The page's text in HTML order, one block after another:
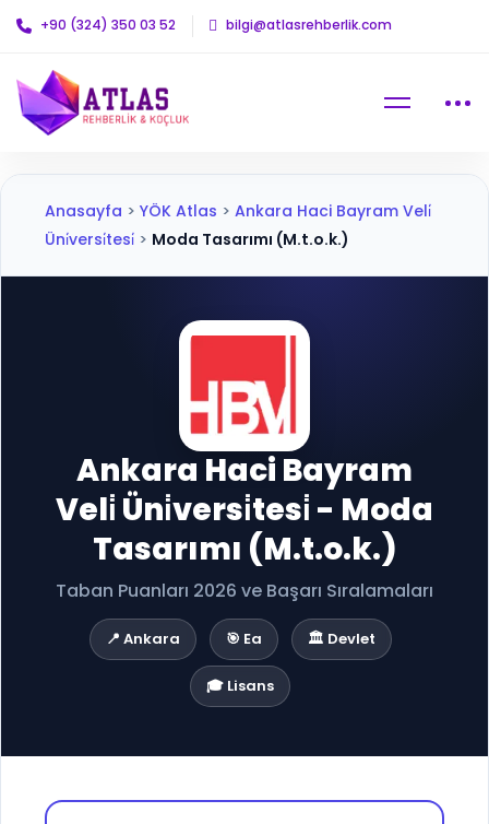
+90 (324) 350 03 52 bilgi@atlasrehberlik.com
Anasayfa > YÖK Atlas > Ankara Haci Bayram Veli̇
Üni̇versi̇tesi̇ > Moda Tasarımı (M.t.o.k.)
Ankara Haci Bayram
Veli̇ Üni̇versi̇tesi̇ - Moda
Tasarımı (M.t.o.k.)
Taban Puanları 2026 ve Başarı Sıralamaları
📍 Ankara 🎯 Ea 🏛️ Devlet
🎓 Lisans